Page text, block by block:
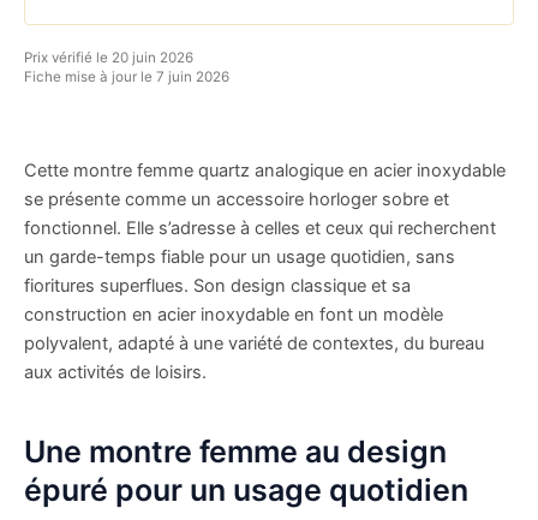
Prix vérifié le 20 juin 2026
Fiche mise à jour le 7 juin 2026
Cette montre femme quartz analogique en acier inoxydable
se présente comme un accessoire horloger sobre et
fonctionnel. Elle s’adresse à celles et ceux qui recherchent
un garde-temps fiable pour un usage quotidien, sans
fioritures superflues. Son design classique et sa
construction en acier inoxydable en font un modèle
polyvalent, adapté à une variété de contextes, du bureau
aux activités de loisirs.
Une montre femme au design
épuré pour un usage quotidien